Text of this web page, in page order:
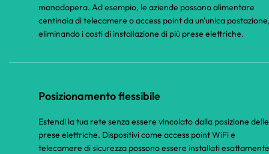
manodopera. Ad esempio, le aziende possono alimentare
centinaia di telecamere o access point da un'unica
eliminando i costi di installazione di più prese elettriche.
Posizionamento flessibile
Estendi la tua rete senza essere vincolato dalla posizione delle
prese elettriche. Dispositivi come access point WiFi e
telecamere di sicurezza possono essere installati esattamente